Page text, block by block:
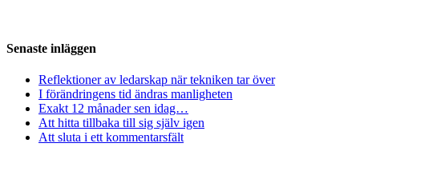
Senaste inläggen
Reflektioner av ledarskap när tekniken tar över
I förändringens tid ändras manligheten
Exakt 12 månader sen idag…
Att hitta tillbaka till sig själv igen
Att sluta i ett kommentarsfält